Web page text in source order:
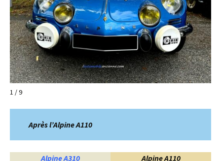
1 / 9
Après l’Alpine A110
Alpine A310 Alpine A110